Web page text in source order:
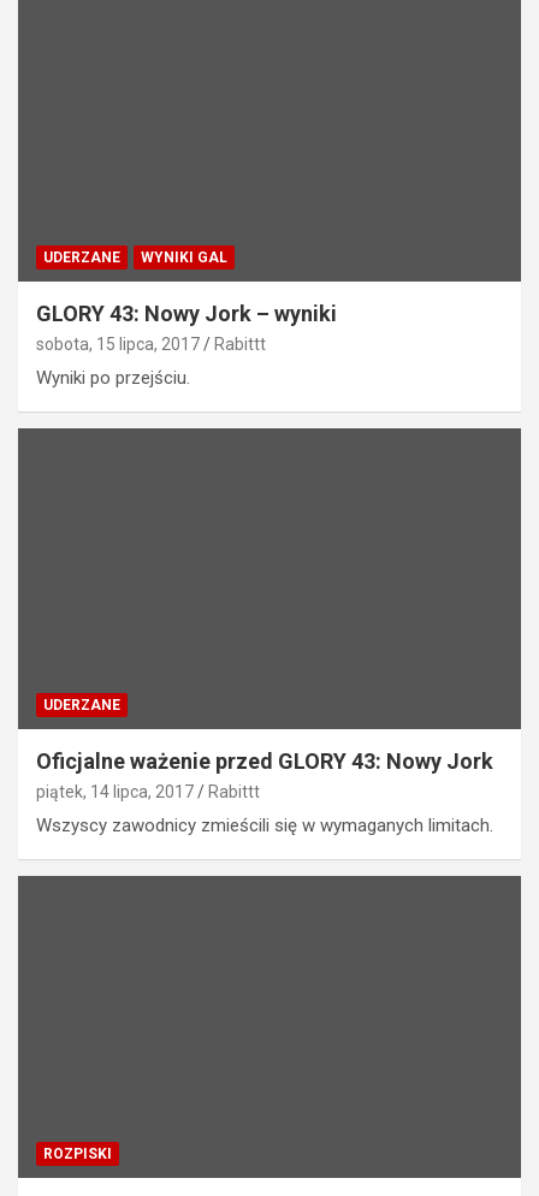
UDERZANE WYNIKI GAL
GLORY 43: Nowy Jork – wyniki
sobota, 15 lipca, 2017 Rabittt
Wyniki po przejściu.
UDERZANE
Oficjalne ważenie przed GLORY 43: Nowy Jork
piątek, 14 lipca, 2017 Rabittt
Wszyscy zawodnicy zmieścili się w wymaganych limitach.
ROZPISKI